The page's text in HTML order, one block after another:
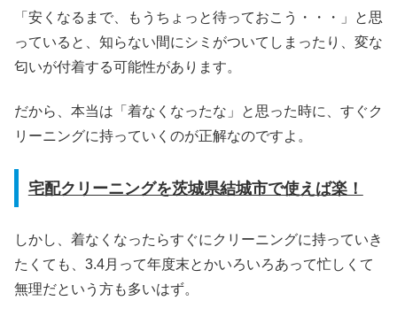
「安くなるまで、もうちょっと待っておこう・・・」と思
っていると、知らない間にシミがついてしまったり、変な
匂いが付着する可能性があります。
だから、本当は「着なくなったな」と思った時に、すぐク
リーニングに持っていくのが正解なのですよ。
宅配クリーニングを茨城県結城市で使えば楽！
しかし、着なくなったらすぐにクリーニングに持っていき
たくても、3.4月って年度末とかいろいろあって忙しくて
無理だという方も多いはず。